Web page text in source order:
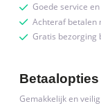
Goede service
Achteraf betalen
Gratis bezorging
Betaalopties
Gemakkelijk en